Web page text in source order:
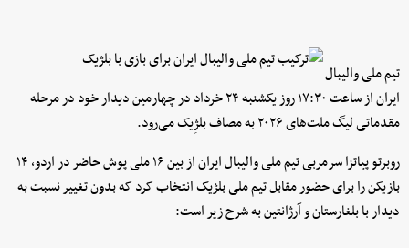
تیم ملی والیبال
ایران از ساعت ۱۷:۳۰ روز یکشنبه ۲۴ خرداد در چهارمین دیدار خود در مرحله
مقدماتی لیگ ملت‌های ۲۰۲۶ به مصاف بلژِیک می‌رود.
روبرتو پیاتزا سرمربی تیم ملی والیبال ایران از بین ۱۶ ملی پوش حاضر در اردو، ۱۴
بازیکن را برای حضور مقابل تیم ملی بلژیک انتخاب کرد که بدون تغییر نسبت به
دیدار با بلغارستان و آرژانتین به شرح زیر است: